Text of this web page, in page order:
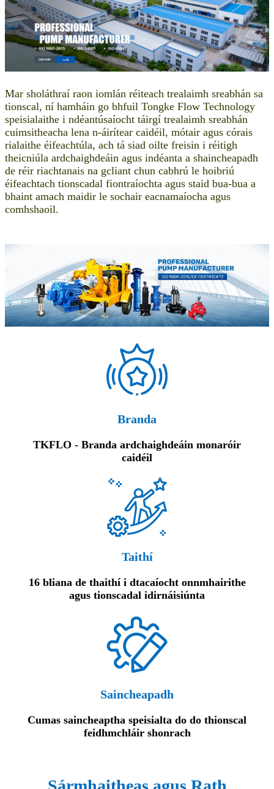
Mar sholáthraí raon iomlán réiteach trealaimh sreabhán sa
tionscal, ní hamháin go bhfuil Tongke Flow Technology
speisialaithe i ndéantúsaíocht táirgí trealaimh sreabhán
cuimsitheacha lena n-áirítear caidéil, mótair agus córais
rialaithe éifeachtúla, ach tá siad oilte freisin i réitigh
theicniúla ardchaighdeáin agus indéanta a shaincheapadh
de réir riachtanais na gcliant chun cabhrú le hoibriú
éifeachtach tionscadal fiontraíochta agus staid bua-bua a
bhaint amach maidir le sochair eacnamaíocha agus
comhshaoil.
Branda
TKFLO - Branda ardchaighdeáin monaróir
caidéil
Taithí
16 bliana de thaithí i dtacaíocht onnmhairithe
agus tionscadal idirnáisiúnta
Saincheapadh
Cumas saincheaptha speisialta do do thionscal
feidhmchláir shonrach